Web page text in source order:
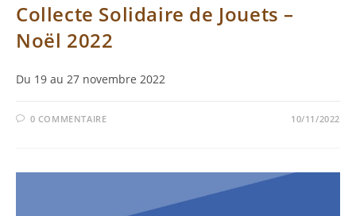
Collecte Solidaire de Jouets –
Noël 2022
Du 19 au 27 novembre 2022
0 COMMENTAIRE 10/11/2022